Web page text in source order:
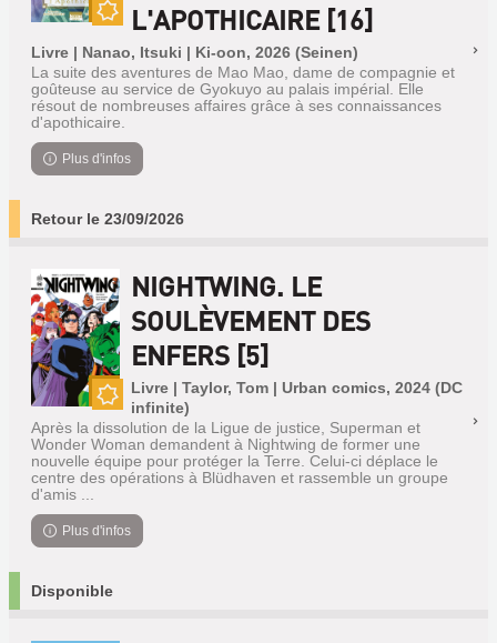
L'APOTHICAIRE [16]
Livre | Nanao, Itsuki | Ki-oon, 2026 (Seinen)
La suite des aventures de Mao Mao, dame de compagnie et
goûteuse au service de Gyokuyo au palais impérial. Elle
résout de nombreuses affaires grâce à ses connaissances
d'apothicaire.
Plus d'infos
Retour le 23/09/2026
NIGHTWING. LE
SOULÈVEMENT DES
ENFERS [5]
Livre | Taylor, Tom | Urban comics, 2024 (DC
infinite)
Après la dissolution de la Ligue de justice, Superman et
Wonder Woman demandent à Nightwing de former une
nouvelle équipe pour protéger la Terre. Celui-ci déplace le
centre des opérations à Blüdhaven et rassemble un groupe
d'amis ...
Plus d'infos
Disponible